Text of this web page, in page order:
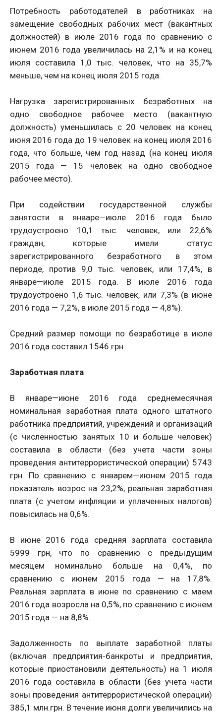
Потребность работодателей в работниках на
замещение свободных рабочих мест (вакантных
должностей) в июле 2016 года по сравнению с
июнем 2016 года увеличилась на 2,1% и на конец
июля составила 1,0 тыс. человек, что на 35,7%
меньше, чем на конец июля 2015 года.
Нагрузка зарегистрированных безработных на
одно свободное рабочее место (вакантную
должность) уменьшилась с 20 человек на конец
июня 2016 года до 19 человек на конец июля 2016
года, что больше, чем год назад (на конец июля
2015 года — 15 человек на одно свободное
рабочее место).
При содействии государственной службы
занятости в январе—июле 2016 года было
трудоустроено 10,1 тыс. человек, или 22,6%
граждан, которые имели статус
зарегистрированного безработного в этом
периоде, против 9,0 тыс. человек, или 17,4%, в
январе—июле 2015 года. В июле 2016 года
трудоустроено 1,6 тыс. человек, или 7,3% (в июне
2016 года — 7,2%, в июле 2015 года — 4,8%).
Средний размер помощи по безработице в июле
2016 года составил 1546 грн.
Заработная плата
В январе—июне 2016 года среднемесячная
номинальная заработная плата одного штатного
работника предприятий, учреждений и организаций
(с численностью занятых 10 и больше человек)
составила в области (без учета части зоны
проведения антитеррористической операции) 5743
грн. По сравнению с январем—июнем 2015 года
показатель возрос на 23,2%, реальная заработная
плата (с учетом инфляции и уплаченных налогов)
повысилась на 0,6%.
В июне 2016 года средняя зарплата составила
5999 грн, что по сравнению с предыдущим
месяцем номинально больше на 0,4%, по
сравнению с июнем 2015 года — на 17,8%.
Реальная зарплата в июне по сравнению с маем
2016 года возросла на 0,5%, по сравнению с июнем
2015 года — на 8,8%.
Задолженность по выплате заработной платы
(включая предприятия-банкроты и предприятия,
которые приостановили деятельность) на 1 июля
2016 года составила в области (без учета части
зоны проведения антитеррористической операции)
385,1 млн.грн. В течение июня долги увеличились на